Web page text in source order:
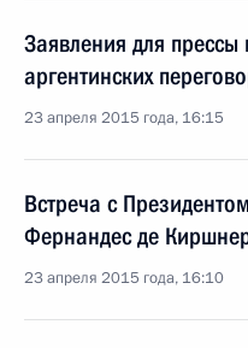
Заявления для
аргентинских
23 апреля 2015 года, 16:15
Встреча с
Фернандес де
23 апреля 2015 года, 16:10